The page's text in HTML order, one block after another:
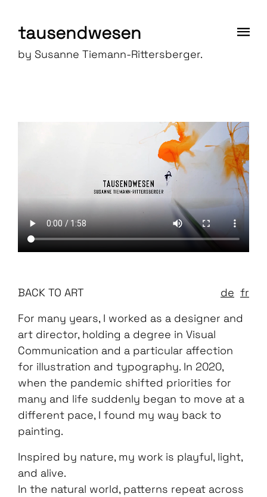
tausendwesen
by Susanne Tiemann-Rittersberger.
fr
de
BACK TO ART
For many years, I worked as a designer and
art director, holding a degree in Visual
Communication and a particular affection
for illustration and typography. In 2020,
when the pandemic shifted priorities for
many and life suddenly began to move at a
different pace, I found my way back to
painting.
Inspired by nature, my work is playful, light,
and alive.
In the natural world, patterns repeat across